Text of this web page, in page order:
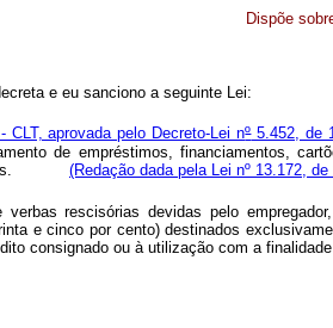
Dispõe
e eu sanciono a seguinte Lei:
CLT, aprovada pelo Decreto-Lei nº5.452, de
de empréstimos, financiamentos,
(Redação dada pela Lei nº 13.172, de
rescisórias devidas pelo
e cinco por cento) destinados
consignado ou à utilização com a